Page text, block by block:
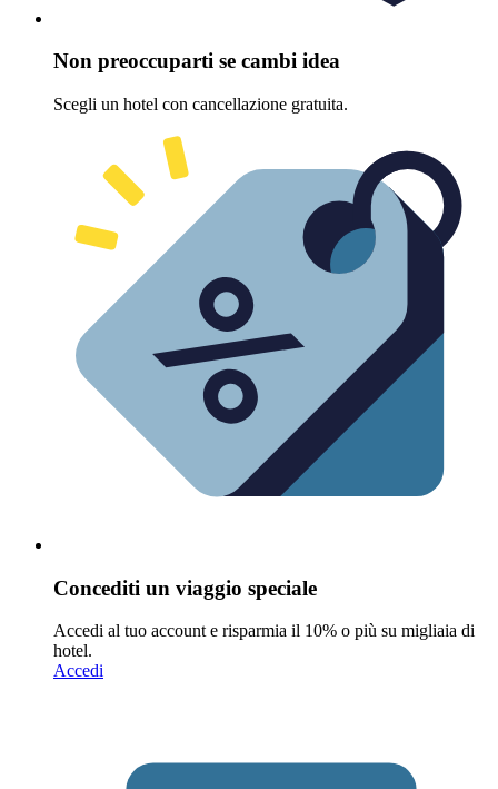
Non preoccuparti se cambi idea
Scegli un hotel con cancellazione gratuita.
Concediti un viaggio speciale
Accedi al tuo account e risparmia il 10% o più su migliaia di
hotel.
Accedi